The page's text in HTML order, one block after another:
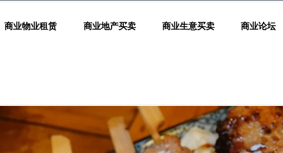
商业物业租赁 商业地产买卖 商业生意买卖 商业论坛